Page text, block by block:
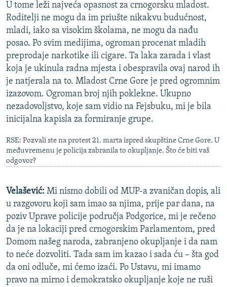
U tome leži najveća opasnost za crnogorsku mladost.
Roditelji ne mogu da im priušte nikakvu budućnost,
mladi, iako sa visokim školama, ne mogu da nađu
posao. Po svim medijima, ogroman procenat mladih
preprodaje narkotike ili cigare. Ta laka zarada i vlast
koja je ukinula radna mjesta i obespravila ovaj narod ih
je natjerala na to. Mladost Crne Gore je pred ogromnim
izazovom. Ogroman broj njih poklekne. Ukupno
nezadovoljstvo, koje sam vidio na Fejsbuku, mi je bila
inicijalna kapisla za formiranje grupe.
RSE: Pozvali ste na protest 21. marta ispred skupštine Crne Gore. U
međuvremenu je policija zabranila to okupljanje. Što će biti vaš
odgovor?
Velašević: Mi nismo dobili od MUP-a zvaničan dopis, ali
u razgovoru koji sam imao sa njima, prije par dana, na
poziv Uprave policije područja Podgorice, mi je rečeno
da je na lokaciji pred crnogorskim Parlamentom, pred
Domom našeg naroda, zabranjeno okupljanje i da nam
to neće dozvoliti. Tada sam im kazao i sada ću – šta god
da oni odluče, mi ćemo izaći. Po Ustavu, mi imamo
pravo na mirno i demokratsko okupljanje koje ne ruši